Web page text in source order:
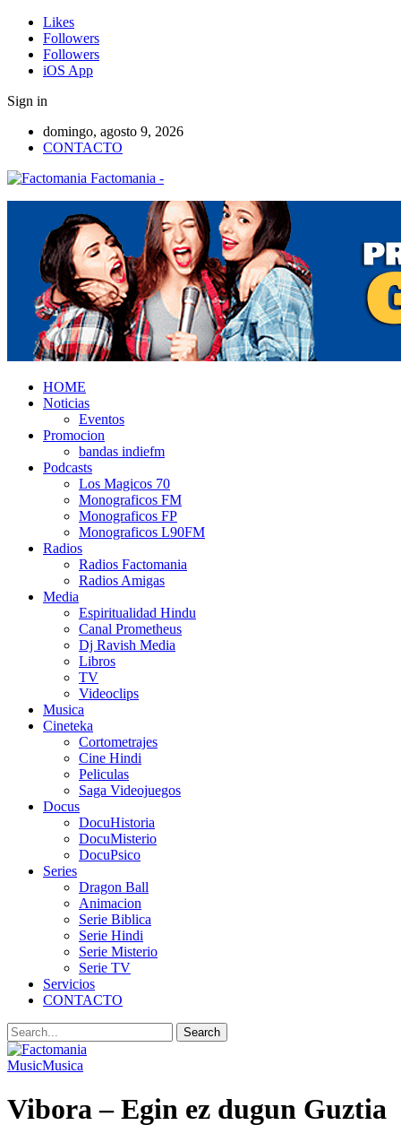
Likes
Followers
Followers
iOS App
Sign in
domingo, agosto 9, 2026
CONTACTO
Factomania -
HOME
Noticias
Eventos
Promocion
bandas indiefm
Podcasts
Los Magicos 70
Monograficos FM
Monograficos FP
Monograficos L90FM
Radios
Radios Factomania
Radios Amigas
Media
Espiritualidad Hindu
Canal Prometheus
Dj Ravish Media
Libros
TV
Videoclips
Musica
Cineteka
Cortometrajes
Cine Hindi
Peliculas
Saga Videojuegos
Docus
DocuHistoria
DocuMisterio
DocuPsico
Series
Dragon Ball
Animacion
Serie Biblica
Serie Hindi
Serie Misterio
Serie TV
Servicios
CONTACTO
MusicMusica
Vibora – Egin ez dugun Guztia